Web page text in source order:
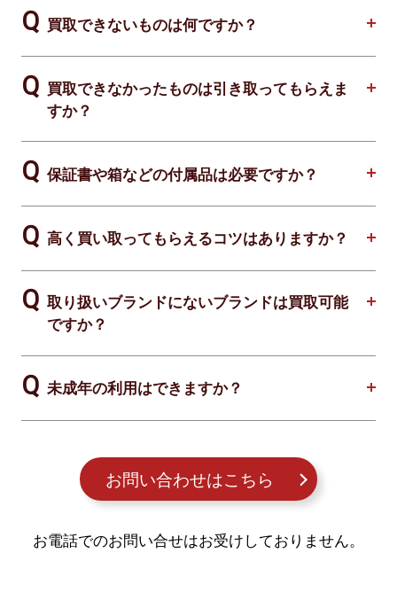
買取できないものは何ですか？
買取できなかったものは引き取ってもらえま
すか？
保証書や箱などの付属品は必要ですか？
高く買い取ってもらえるコツはありますか？
取り扱いブランドにないブランドは買取可能
ですか？
未成年の利用はできますか？
お問い合わせはこちら
お電話でのお問い合せはお受けしておりません。